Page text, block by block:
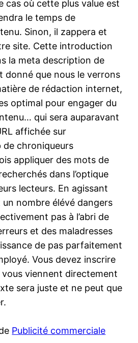
cas où cette plus value est
le temps de
Sinon, il zappera et
site. Cette introduction
la meta description de
donné que nous le verrons
de rédaction internet,
optimal pour engager du
qui sera auparavant
affichée sur
de chroniqueurs
appliquer des mots de
dans l’optique
lecteurs. En agissant
nombre élévé dangers
pas à l’abri de
et des maladresses
de pas parfaitement
Vous devez inscrire
viennent directement
sera juste et ne peut que
Publicité commerciale